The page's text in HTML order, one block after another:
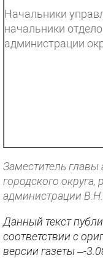
Начальники
начальники
администрации
Заместитель
городского округа,
администрации
Данный текст
соответствии с
версии газеты –-